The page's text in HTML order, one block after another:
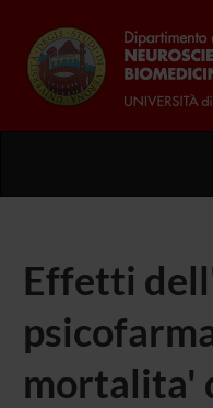
Effetti
mortalita'